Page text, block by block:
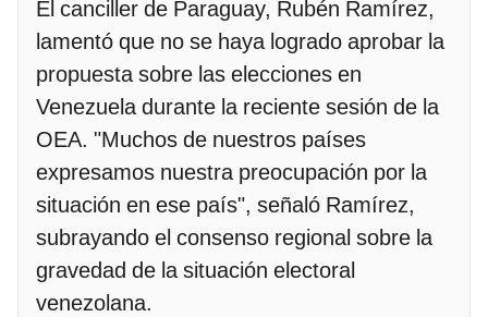
El canciller de Paraguay, Rubén Ramírez,
lamentó que no se haya logrado aprobar la
propuesta sobre las elecciones en
Venezuela durante la reciente sesión de la
OEA. "Muchos de nuestros países
expresamos nuestra preocupación por la
situación en ese país", señaló Ramírez,
subrayando el consenso regional sobre la
gravedad de la situación electoral
venezolana.